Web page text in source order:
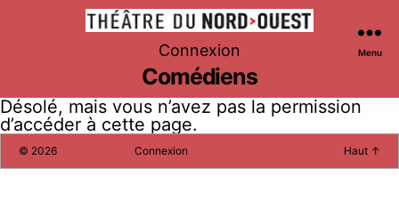
Théâtre
du
Nord-
Ouest
Connexion Menu
Comédiens
Désolé, mais vous n’avez pas la permission
d’accéder à cette page.
© 2026 Connexion Haut ↑